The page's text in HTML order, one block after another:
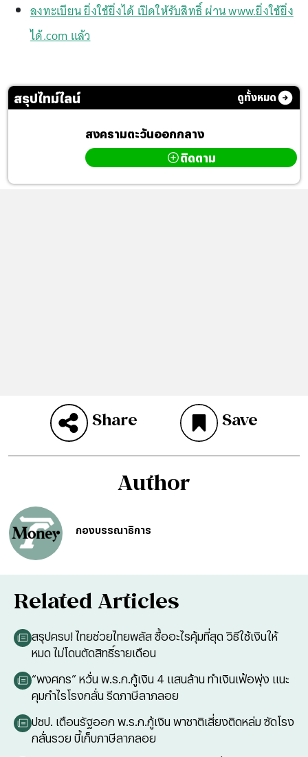
ลงทะเบียน ยิ่งใช้ยิ่งได้ เปิดให้รับสิทธิ์ ผ่าน www.ยิ่งใช้ยิ่ง
ได้.com แล้ว
สรุปไทม์ไลน์ ดูทั้งหมด
สงครามตะวันออกกลาง
ติดตาม
Share Save
Author
กองบรรณาธิการ
Related Articles
สรุปครบ! ไทยช่วยไทยพลัส ซื้ออะไรคุ้มที่สุด วิธีใช้เงินให้
หมด ไม่โดนตัดสิทธิ์รายเดือน
“พงศกร” หวั่น พ.ร.ก.กู้เงิน 4 แสนล้าน ทำเงินเฟ้อพุ่ง แนะ
คุมกำไรโรงกลั่น รีดภาษีลาภลอย
ปชป. เตือนรัฐออก พ.ร.ก.กู้เงิน พาชาติเสี่ยงติดหล่ม ซัดโรง
กลั่นรวย บี้เก็บภาษีลาภลอย